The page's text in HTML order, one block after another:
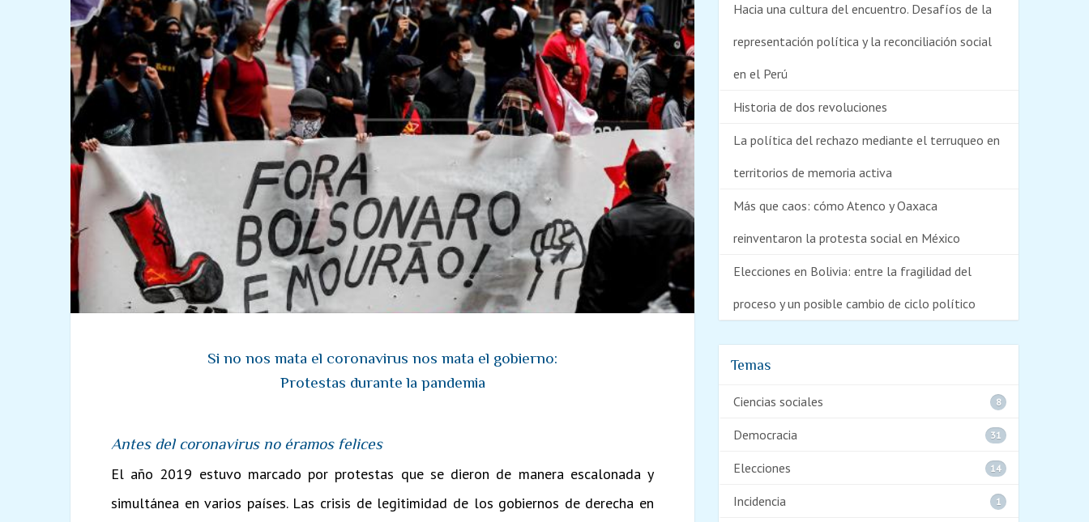
Si no nos mata el coronavirus nos mata el gobierno:
Protestas durante la pandemia
Antes del coronavirus no éramos felices
El año 2019 estuvo marcado por protestas que se dieron de manera escalonada y
simultánea en varios países. Las crisis de legitimidad de los gobiernos de derecha en
Hacia una cultura del encuentro. Desafíos de la
representación política y la reconciliación social
en el Perú
Historia de dos revoluciones
La política del rechazo mediante el terruqueo en
territorios de memoria activa
Más que caos: cómo Atenco y Oaxaca
reinventaron la protesta social en México
Elecciones en Bolivia: entre la fragilidad del
proceso y un posible cambio de ciclo político
Temas
Ciencias sociales 8
Democracia 31
Elecciones 14
Incidencia 1